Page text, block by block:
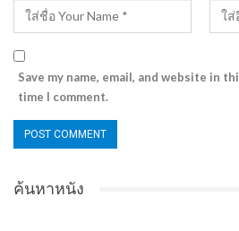
Save my name, email, and website in
time I comment.
ค้นหาหนัง